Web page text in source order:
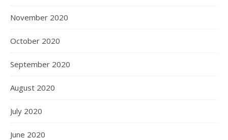
November 2020
October 2020
September 2020
August 2020
July 2020
June 2020